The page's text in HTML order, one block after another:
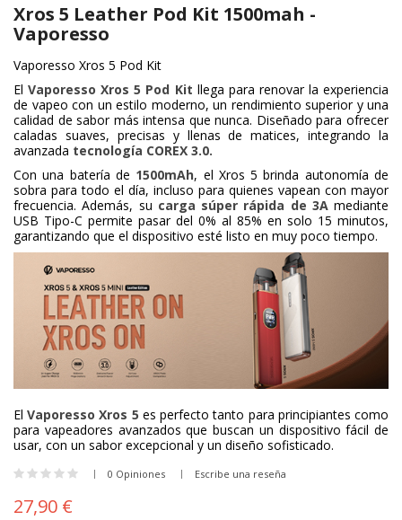
Xros 5 Leather Pod Kit 1500mah -
Vaporesso
Vaporesso Xros 5 Pod Kit
ElVaporesso Xros 5 Pod Kit llega para renovar la experiencia
de vapeo con un estilo moderno, un rendimiento superior y una
calidad de sabor más intensa que nunca. Diseñado para ofrecer
caladas suaves, precisas y llenas de matices, integrando la
avanzada tecnología COREX 3.0.
Con una batería de 1500mAh, el Xros 5 brinda autonomía de
sobra para todo el día, incluso para quienes vapean con mayor
frecuencia. Además, su carga súper rápida de 3Amediante
USB Tipo-C permite pasar del 0% al 85% en solo 15 minutos,
garantizando que el dispositivo esté listo en muy poco tiempo.
ElVaporesso Xros 5 es perfecto tanto para principiantes como
para vapeadores avanzados que buscan un dispositivo fácil de
usar, con un sabor excepcional y un diseño sofisticado.
0 Opiniones Escribe una reseña
27,90 €